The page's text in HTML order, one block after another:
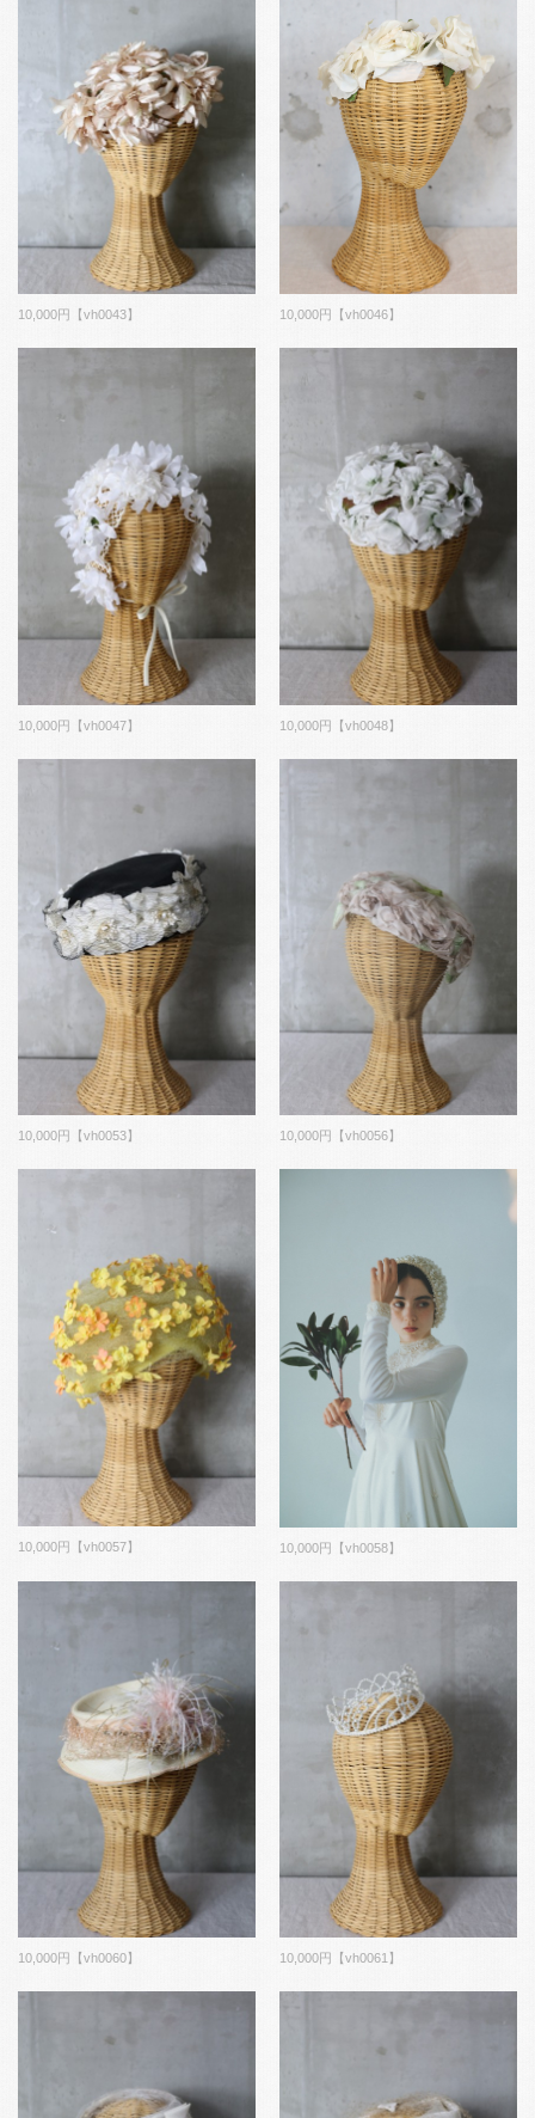
10,000円【vh0043】 10,000円【vh0046】
10,000円【vh0047】 10,000円【vh0048】
10,000円【vh0053】 10,000円【vh0056】
10,000円【vh0057】 10,000円【vh0058】
10,000円【vh0060】 10,000円【vh0061】